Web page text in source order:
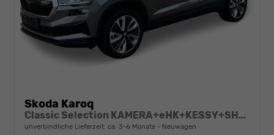
Skoda Karoq
Classic Selection KAMERA+eHK+KESSY+SHZ+SMARTLINK+LED+16" ALU
unverbindliche Lieferzeit: ca. 3-6 Monate Neuwagen